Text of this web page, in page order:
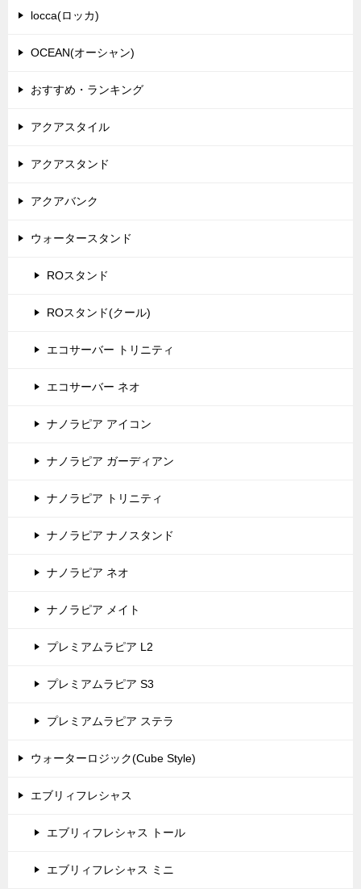
locca(ロッカ)
OCEAN(オーシャン)
おすすめ・ランキング
アクアスタイル
アクアスタンド
アクアバンク
ウォータースタンド
ROスタンド
ROスタンド(クール)
エコサーバー トリニティ
エコサーバー ネオ
ナノラピア アイコン
ナノラピア ガーディアン
ナノラピア トリニティ
ナノラピア ナノスタンド
ナノラピア ネオ
ナノラピア メイト
プレミアムラピア L2
プレミアムラピア S3
プレミアムラピア ステラ
ウォーターロジック(Cube Style)
エブリィフレシャス
エブリィフレシャス トール
エブリィフレシャス ミニ